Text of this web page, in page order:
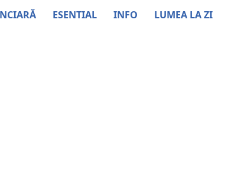
ESENTIAL INFO LUMEA LA ZI